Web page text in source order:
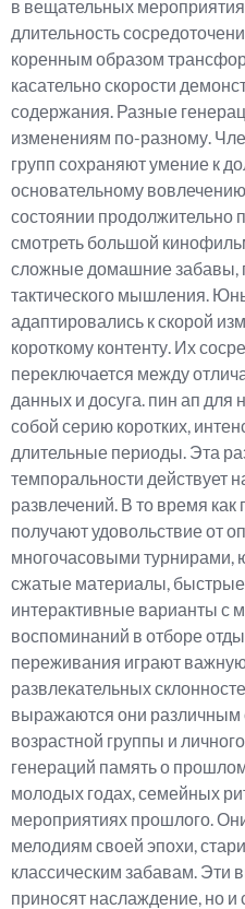
в вещательных
длительность
коренным образом
касательно скорости
содержания. Разные
изменениям по-разному.
групп сохраняют умение к
основательному
состоянии продолжительно
смотреть большой
сложные домашние забавы,
тактического мышления.
адаптировались к скорой
короткому контенту. Их
переключается между
данных и досуга. пин ап для
собой серию коротких,
длительные периоды. Эта
темпоральности
развлечений. В то время
получают удовольствие от
многочасовыми турнирами,
сжатые материалы,
интерактивные варианты с
воспоминаний в отборе
переживания играют
развлекательных
выражаются они различным
возрастной группы и
генераций память о
молодых годах, семейных
мероприятиях прошлого.
мелодиям своей эпохи,
классическим забавам. Эти
приносят наслаждение, но и